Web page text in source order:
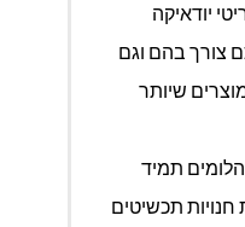
יודאיקה
צורך בהם וגם
שיותר
תמיד
תכשיטים